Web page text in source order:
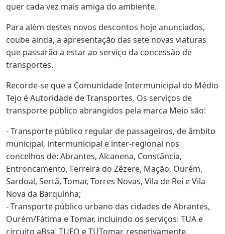
quer cada vez mais amiga do ambiente.
Para além destes novos descontos hoje anunciados,
coube ainda, a apresentação das sete novas viaturas
que passarão a estar ao serviço da concessão de
transportes.
Recorde-se que a Comunidade Intermunicipal do Médio
Tejo é Autoridade de Transportes. Os serviços de
transporte público abrangidos pela marca Meio são:
- Transporte público regular de passageiros, de âmbito
municipal, intermunicipal e inter-regional nos
concelhos de: Abrantes, Alcanena, Constância,
Entroncamento, Ferreira do Zêzere, Mação, Ourém,
Sardoal, Sertã, Tomar, Torres Novas, Vila de Rei e Vila
Nova da Barquinha;
- Transporte público urbano das cidades de Abrantes,
Ourém/Fátima e Tomar, incluindo os serviços: TUA e
circuito aBsa, TUFO e TUTomar, respetivamente.